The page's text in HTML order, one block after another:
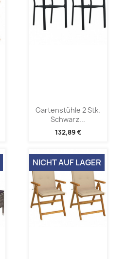
Gartenstühle 2 Stk.
Schwarz...
132,89 €
NICHT AUF LAGER